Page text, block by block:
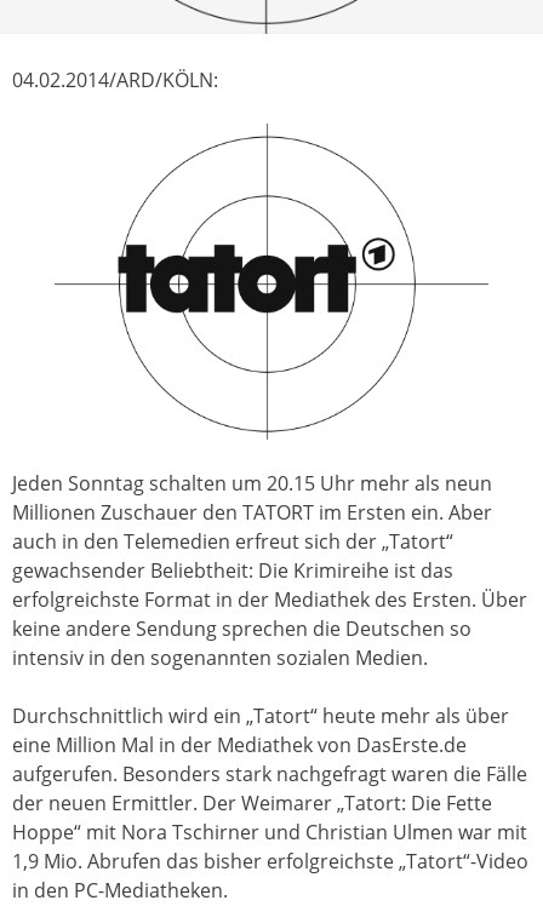
04.02.2014/ARD/KÖLN:
Jeden Sonntag schalten um 20.15 Uhr mehr als neun
Millionen Zuschauer den TATORT im Ersten ein. Aber
auch in den Telemedien erfreut sich der „Tatort“
gewachsender Beliebtheit: Die Krimireihe ist das
erfolgreichste Format in der Mediathek des Ersten. Über
keine andere Sendung sprechen die Deutschen so
intensiv in den sogenannten sozialen Medien.
Durchschnittlich wird ein „Tatort“ heute mehr als über
eine Million Mal in der Mediathek von DasErste.de
aufgerufen. Besonders stark nachgefragt waren die Fälle
der neuen Ermittler. Der Weimarer „Tatort: Die Fette
Hoppe“ mit Nora Tschirner und Christian Ulmen war mit
1,9 Mio. Abrufen das bisher erfolgreichste „Tatort“-Video
in den PC-Mediatheken.